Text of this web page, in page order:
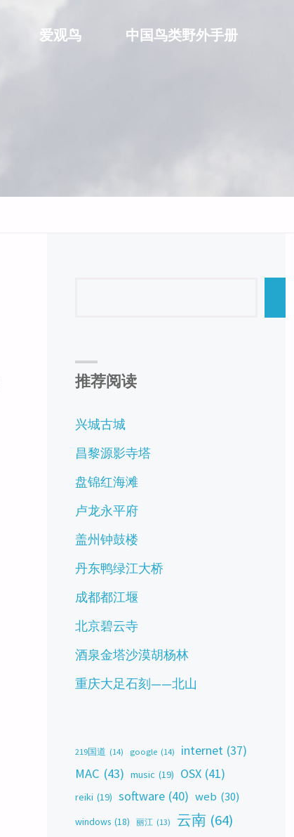
爱观鸟 中国鸟类野外手册
推荐阅读
兴城古城
昌黎源影寺塔
盘锦红海滩
卢龙永平府
盖州钟鼓楼
丹东鸭绿江大桥
成都都江堰
北京碧云寺
酒泉金塔沙漠胡杨林
重庆大足石刻——北山
219国道 (14) google (14) internet (37)
MAC (43) music (19) OSX (41)
reiki (19) software (40) web (30)
windows (18) 丽江 (13) 云南 (64)